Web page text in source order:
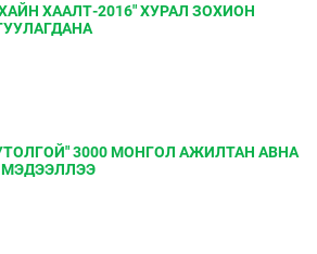
ХААЛТ-2016" ХУРАЛ ЗОХИОН
3000 МОНГОЛ АЖИЛТАН АВНА